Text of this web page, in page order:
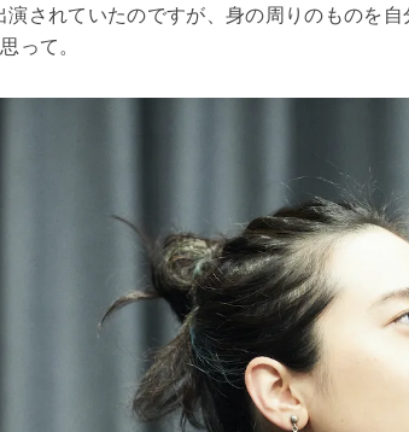
されていたのですが、身の周りのものを
って。